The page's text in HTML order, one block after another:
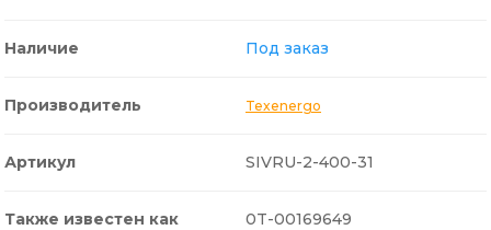
Наличие Под заказ
Производитель Texenergo
Артикул SIVRU-2-400-31
Также известен как 0T-00169649